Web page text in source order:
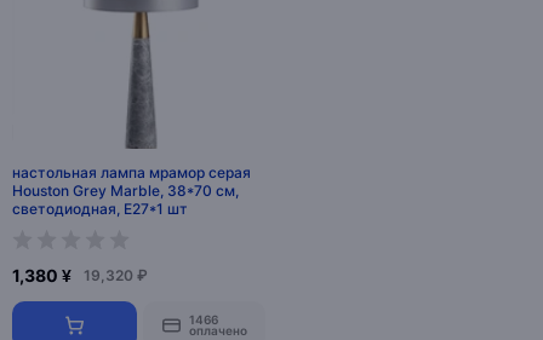
настольная лампа мрамор серая
Houston Grey Marble, 38*70 см,
светодиодная, E27*1 шт
1,380 ¥ 19,320 ₽
1466
оплачено